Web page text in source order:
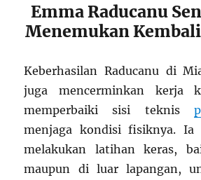
Emma Raducanu
Menemukan
Keberhasilan Raducanu di
juga mencerminkan kerja
memperbaiki sisi teknis
menjaga kondisi fisiknya. Ia
melakukan latihan keras,
maupun di luar lapangan,